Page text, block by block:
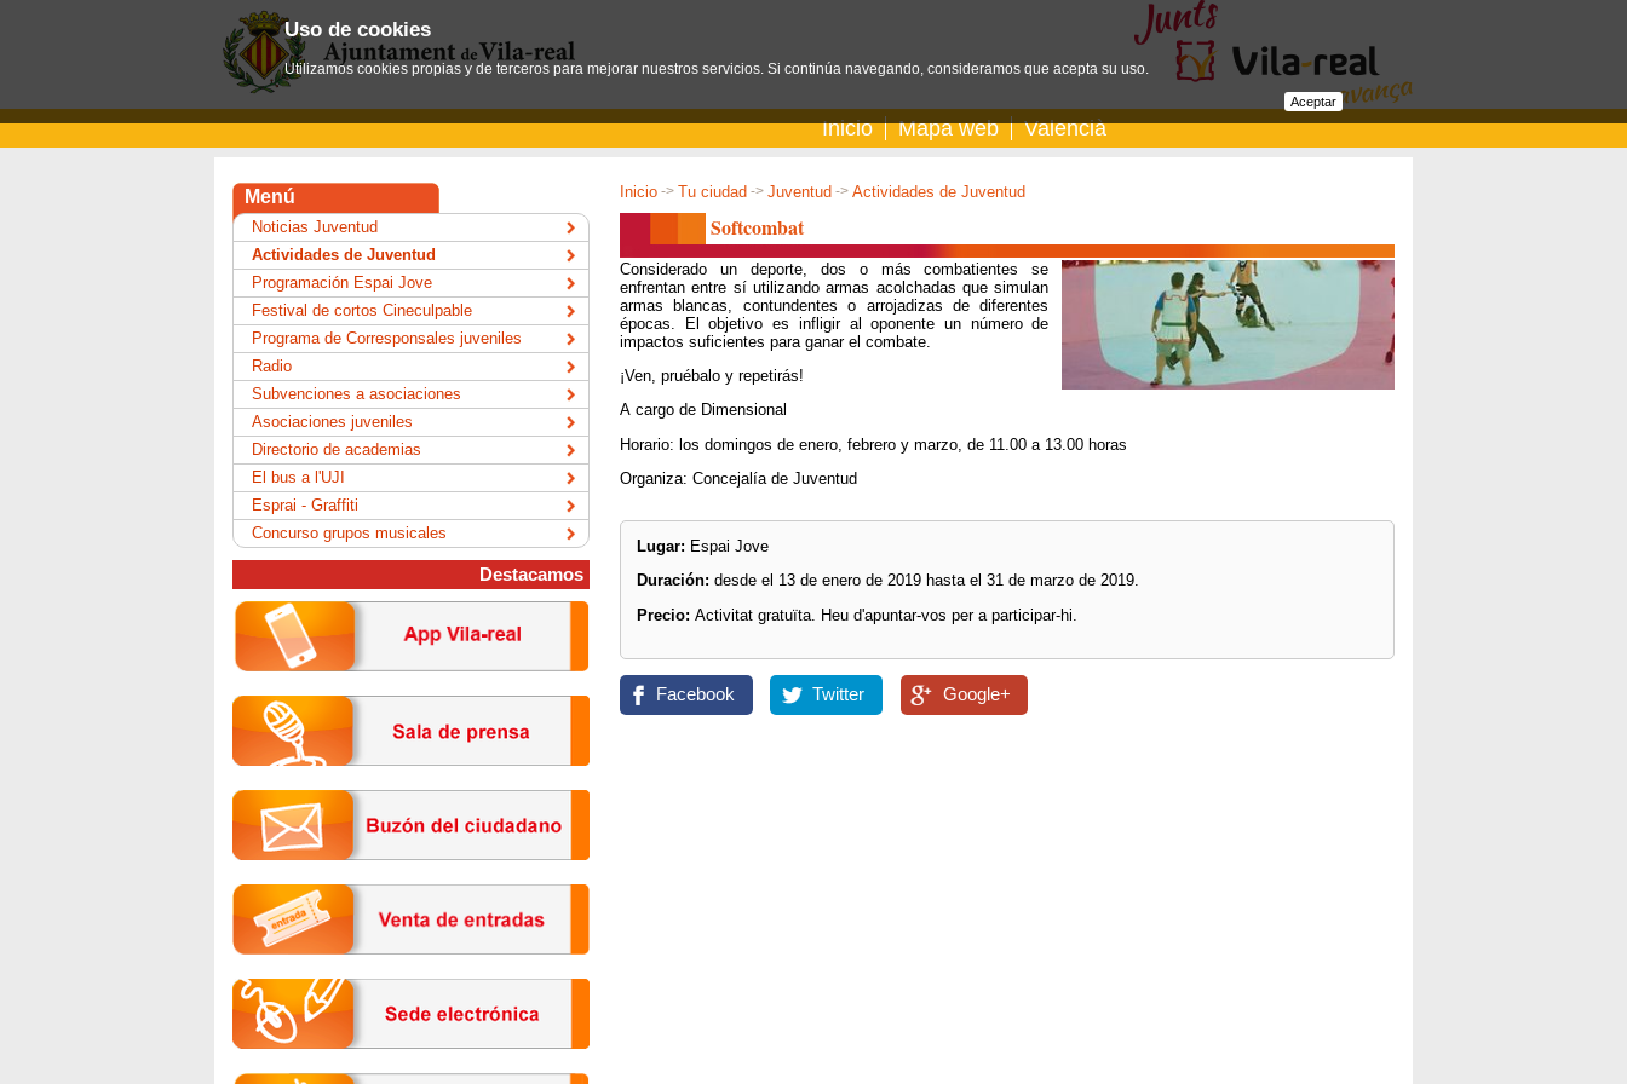
Inicio Mapa web Valencià
Inicio -> Tu ciudad -> Juventud -> Actividades de Juventud
Softcombat
Considerado un deporte, dos o más combatientes se
enfrentan entre sí utilizando armas acolchadas que simulan
armas blancas, contundentes o arrojadizas de diferentes
épocas. El objetivo es infligir al oponente un número de
impactos suficientes para ganar el combate.
¡Ven, pruébalo y repetirás!
A cargo de Dimensional
Horario: los domingos de enero, febrero y marzo, de 11.00 a 13.00 horas
Organiza: Concejalía de Juventud
Lugar: Espai Jove
Duración:desde el 13 de enero de 2019 hasta el 31 de marzo de 2019.
Precio:Activitat gratuïta. Heu d'apuntar-vos per a participar-hi.
Facebook Twitter Google+
Menú
Noticias Juventud
Actividades de Juventud
Programación Espai Jove
Festival de cortos Cineculpable
Programa de Corresponsales juveniles
Radio
Subvenciones a asociaciones
Asociaciones juveniles
Directorio de academias
El bus a l'UJI
Esprai - Graffiti
Concurso grupos musicales
Destacamos
Uso de cookies
Utilizamos cookies propias y de terceros para mejorar nuestros servicios. Si continúa navegando, consideramos que acepta su uso.
Aceptar